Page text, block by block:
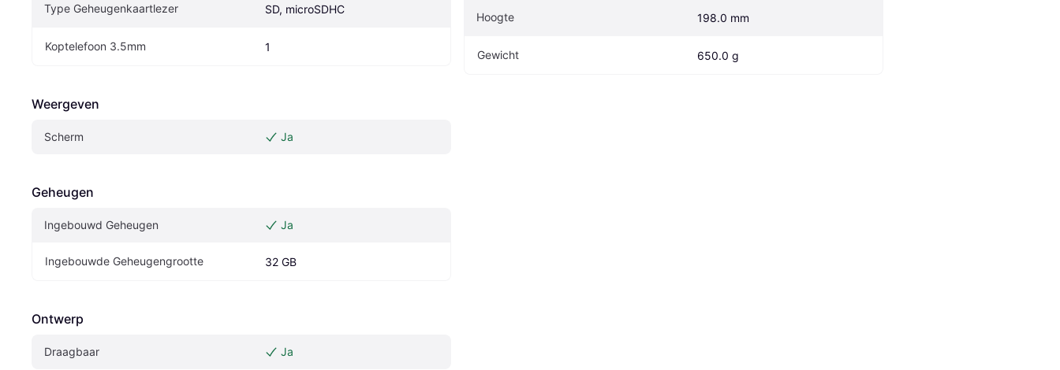
Type Geheugenkaartlezer SD, microSDHC
Koptelefoon 3.5mm 1
Weergeven
Scherm Ja
Geheugen
Ingebouwd Geheugen Ja
Ingebouwde Geheugengrootte 32 GB
Ontwerp
Draagbaar Ja
Hoogte 198.0 mm
Gewicht 650.0 g